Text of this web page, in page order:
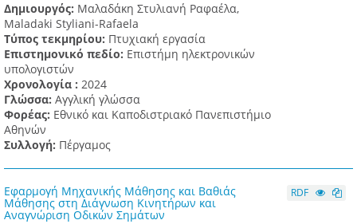
Δημιουργός: Μαλαδάκη Στυλιανή Ραφαέλα,
Maladaki Styliani-Rafaela
Τύπος τεκμηρίου: Πτυχιακή εργασία
Επιστημονικό πεδίο: Επιστήμη ηλεκτρονικών
υπολογιστών
Χρονολογία : 2024
Γλώσσα: Αγγλική γλώσσα
Φορέας: Εθνικό και Καποδιστριακό Πανεπιστήμιο
Αθηνών
Συλλογή: Πέργαμος
Εφαρμογή Μηχανικής Μάθησης και Βαθιάς
Μάθησης στη Διάγνωση Κινητήρων και
Αναγνώριση Οδικών Σημάτων
RDF